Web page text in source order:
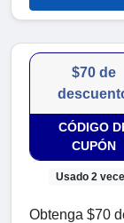
$70 de
CÓDIGO
CUPÓN
Usado 2
Obtenga $70